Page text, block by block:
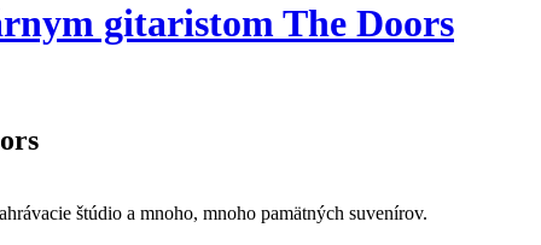
gitaristom The Doors
štúdio a mnoho, mnoho pamätných suvenírov.